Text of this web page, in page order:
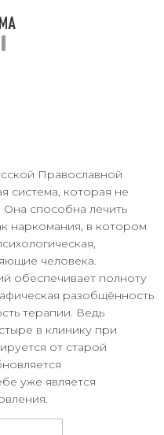
Православной
система, которая не
способна лечить
наркомания, в котором
человека.
обеспечивает полноту
разобщённость
терапии. Ведь
в клинику при
от старой
уже является